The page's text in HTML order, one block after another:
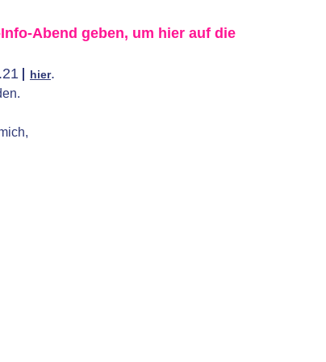
Abend geben, um hier auf die
hier.